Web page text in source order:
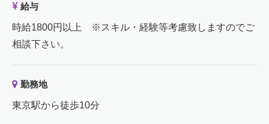
給与
時給1800円以上 ※スキル・経験等考慮致しますのでご
相談下さい。
勤務地
東京駅から徒歩10分